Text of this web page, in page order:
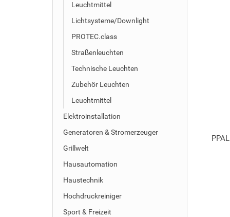
Leuchtmittel
Lichtsysteme/Downlight
PROTEC.class
Straßenleuchten
Technische Leuchten
Zubehör Leuchten
Leuchtmittel
Elektroinstallation
Generatoren & Stromerzeuger
Grillwelt
Hausautomation
Haustechnik
Hochdruckreiniger
Sport & Freizeit